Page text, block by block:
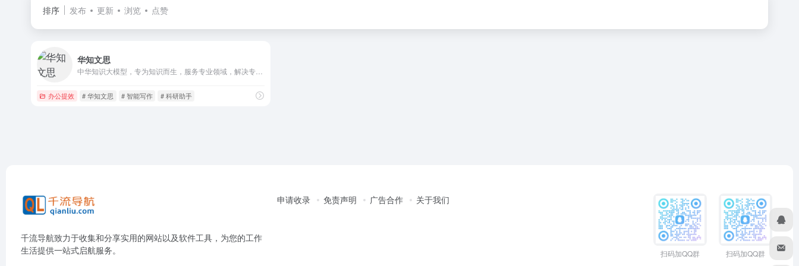
排序 发布 更新 浏览 点赞
华知文思
办公提效 # 华知文思 # 智能写作 # 科研助手
千流导航致力于收集和分享实用的网站以及软件工具，为您的工作
生活提供一站式启航服务。
申请收录 免责声明 广告合作 关于我们
扫码加QQ群 扫码加QQ群